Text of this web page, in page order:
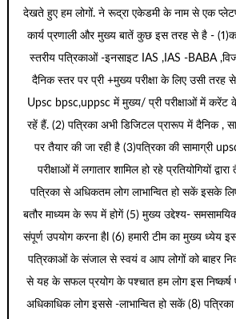
देखते हुए हम लोगों. ने रूद्रा एकेडमी के नाम से एक
कार्य प्रणाली और मुख्य बातें कुछ इस तरह से है -
स्तरीय पत्रिकाओं -इनसाइट IAS ,IAS -BABA
दैनिक स्तर पर प्री +मुख्य परीक्षा के लिए उसी
Upsc bpsc,uppsc में मुख्य/ प्री परीक्षाओं में करेंट
रहें हैं. (2) पत्रिका अभी डिजिटल प्रारूप में दैनिक ,
पर तैयार की जा रही है (3)पत्रिका की सामाग्री
परीक्षाओं में लगातार शामिल हो रहे प्रतियोगियों
पत्रिका से अधिकतम लोग लाभान्वित हो सकें इसके
बतौर माध्यम के रूप में होगें (5) मुख्य उद्देश्य- समसामयिक
संपूर्ण उपयोग करना हैl (6) हमारी टीम का मुख्य ध्येय
पत्रिकाओं के संजाल से स्वयं व आप लोगों को बाहर
से यह के सफल प्रयोग के पश्चात हम लोग इस
अधिकाधिक लोग इससे -लाभान्वित हो सकें (8)